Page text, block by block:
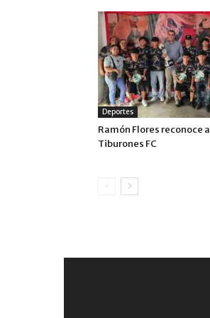
Deportes
Ramón Flores reconoce a
Tiburones FC